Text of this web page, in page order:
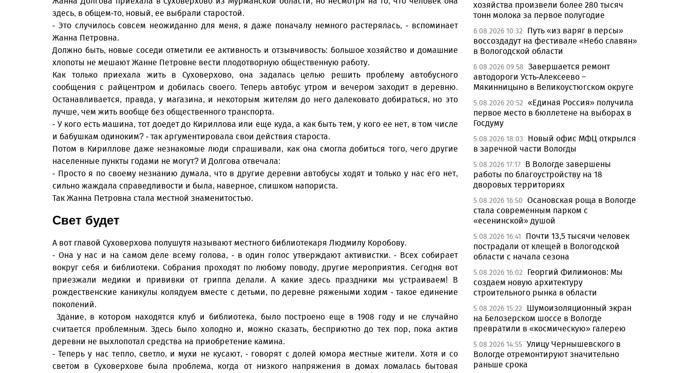
здесь, в общем-то, новый, ее выбрали старостой.
- Это случилось совсем неожиданно для меня, я даже поначалу немного растерялась, - вспоминает
Жанна Петровна.
Должно быть, новые соседи отметили ее активность и отзывчивость: большое хозяйство и домашние
хлопоты не мешают Жанне Петровне вести плодотворную общественную работу.
Как только приехала жить в Суховерхово, она задалась целью решить проблему автобусного
сообщения с райцентром и добилась своего. Теперь автобус утром и вечером заходит в деревню.
Останавливается, правда, у магазина, и некоторым жителям до него далековато добираться, но это
лучше, чем жить вообще без общественного транспорта.
- У кого есть машина, тот доедет до Кириллова или еще куда, а как быть тем, у кого ее нет, в том числе
и бабушкам одиноким? - так аргументировала свои действия староста.
Потом в Кириллове даже незнакомые люди спрашивали, как она смогла добиться того, чего другие
населенные пункты годами не могут? И Долгова отвечала:
- Просто я по своему незнанию думала, что в другие деревни автобусы ходят и только у нас его нет,
сильно жаждала справедливости и была, наверное, слишком напориста.
Так Жанна Петровна стала местной знаменитостью.
Свет будет
А вот главой Суховерхова полушутя называют местного библиотекаря Людмилу Коробову.
- Она у нас и на самом деле всему голова, - в один голос утверждают активистки. - Всех собирает
вокруг себя и библиотеки. Собрания проходят по любому поводу, другие мероприятия. Сегодня вот
приезжали медики и прививки от гриппа делали. А какие здесь праздники мы устраиваем! В
рождественские каникулы колядуем вместе с детьми, по деревне ряжеными ходим - такое единение
поколений.
Здание, в котором находятся клуб и библиотека, было построено еще в 1908 году и не случайно
считается проблемным. Здесь было холодно и, можно сказать, бесприютно до тех пор, пока актив
деревни не выхлопотал средства на приобретение камина.
- Теперь у нас тепло, светло, и мухи не кусают, - говорят с долей юмора местные жители. Хотя и со
светом в Суховерхове была проблема, когда от низкого напряжения в домах ломалась бытовая
хозяйства произвели более 280 тысяч
тонн молока за первое полугодие
6.08.2026 10:32
Путь «из варяг в персы»
воссоздадут на фестивале «Небо славян»
в Вологодской области
6.08.2026 09:58 Завершается ремонт
автодороги Усть-Алексеево –
Мякинницыно в Великоустюгском округе
5.08.2026 20:52 «Единая Россия» получила
первое место в бюллетене на выборах в
Госдуму
5.08.2026 18:03
Новый офис МФЦ открылся
в заречной части Вологды
5.08.2026 17:17 В Вологде завершены
работы по благоустройству на 18
дворовых территориях
5.08.2026 16:50 Осановская роща в Вологде
стала современным парком с
«есенинской» душой
5.08.2026 16:41
Почти 13,5 тысячи человек
пострадали от клещей в Вологодской
области с начала сезона
5.08.2026 16:02
Георгий Филимонов: Мы
создаем новую архитектуру
строительного рынка в области
5.08.2026 15:22
Шумоизоляционный экран
на Белозерском шоссе в Вологде
превратили в «космическую» галерею
5.08.2026 14:55 Улицу Чернышевского в
Вологде отремонтируют значительно
раньше срока